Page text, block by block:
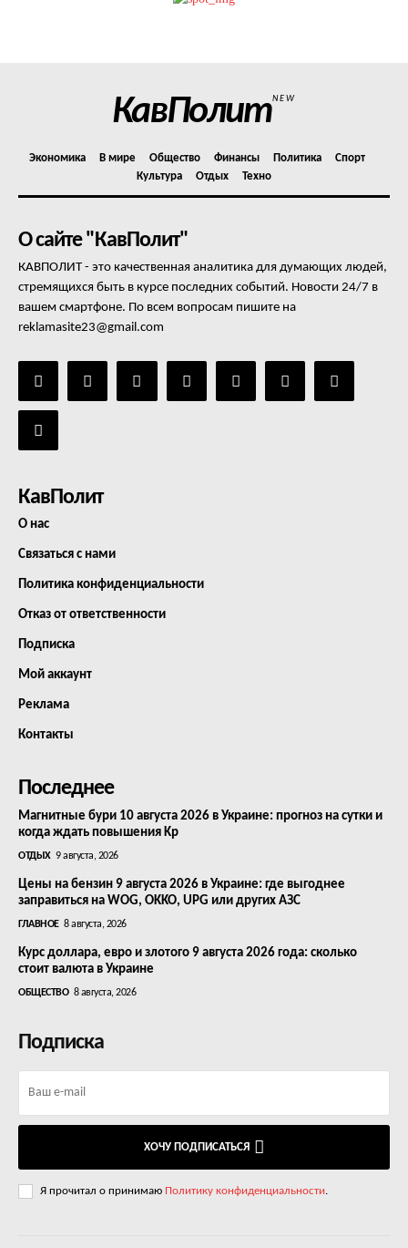
Контакты
КавПолитNEW
Экономика В мире Общество Финансы Политика
Спорт
Культура
Отдых Техно
О сайте "КавПолит"
КАВПОЛИТ - это качественная аналитика для думающих людей,
стремящихся быть в курсе последних событий. Новости 24/7 в
вашем смартфоне. По всем вопросам пишите на
reklamasite23@gmail.com
КавПолит
О нас
Связаться с нами
Политика конфиденциальности
Отказ от ответственности
Подписка
Мой аккаунт
Реклама
Контакты
Последнее
Магнитные бури 10 августа 2026 в Украине: прогноз на сутки и
когда ждать повышения Kp
ОТДЫХ 9 августа, 2026
Цены на бензин 9 августа 2026 в Украине: где выгоднее
заправиться на WOG, OKKO, UPG или других АЗС
ГЛАВНОЕ 8 августа, 2026
Курс доллара, евро и злотого 9 августа 2026 года: сколько
стоит валюта в Украине
ОБЩЕСТВО 8 августа, 2026
Подписка
ХОЧУ ПОДПИСАТЬСЯ
Я прочитал о принимаю Политику конфиденциальности.